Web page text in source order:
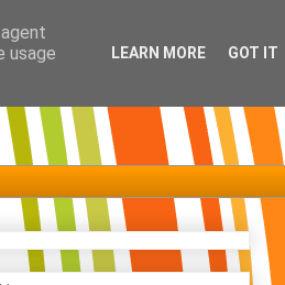
usage
LEARN MORE GOT IT